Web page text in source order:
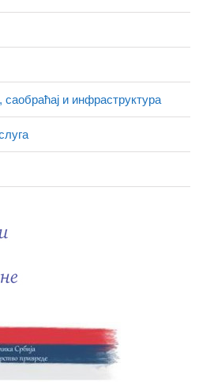
и инфраструктура